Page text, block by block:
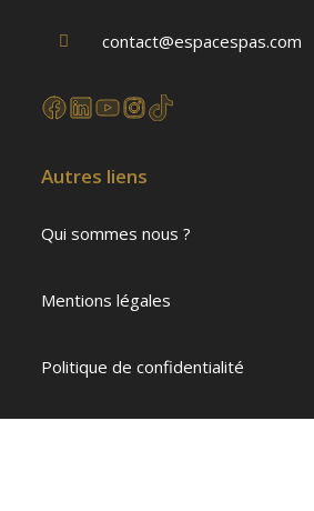
contact@espacespas.com
Autres liens
Qui sommes nous ?
Mentions légales
Politique de confidentialité